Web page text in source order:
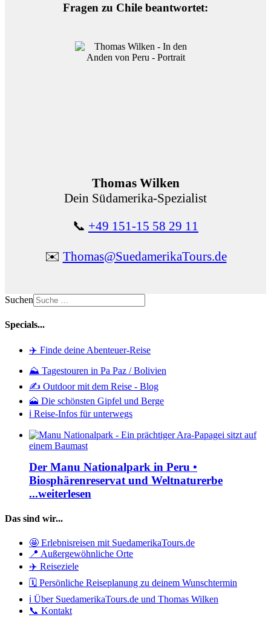
Fragen zu Chile beantwortet:
Thomas Wilken
Dein Südamerika-Spezialist
📞 +49 151-15 58 29 11
✉️ Thomas@SuedamerikaTours.de
Suchen
Specials...
✈️ Finde deine Abenteuer-Reise
⛰️ Tagestouren in Pa Paz / Bolivien
✍️ Outdoor mit dem Reise - Blog
🗻 Die schönsten Gipfel und Berge
ℹ️ Reise-Infos für unterwegs
Der Manu Nationalpark in Peru •
Biosphärenreservat und Weltnaturerbe
...weiterlesen
Das sind wir...
🤩 Erlebnisreisen mit SuedamerikaTours.de
📍 Außergewöhnliche Orte
✈️ Reiseziele
🗓️ Persönliche Reiseplanung zu deinem Wunschtermin
ℹ️ Über SuedamerikaTours.de und Thomas Wilken
📞 Kontakt